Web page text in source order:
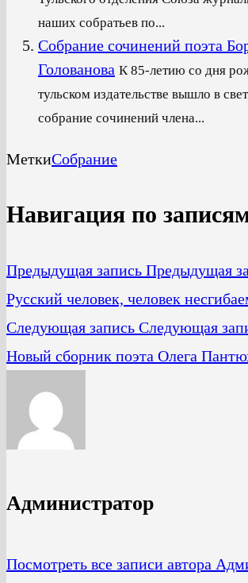
наших собратьев по...
Собрание сочинений поэта
Голованова К 85-летию со дня
тульском издательстве вышло в
собрание сочинений члена...
МеткиСобрание
Навигация по
Предыдущая запись Предыдущая
Русский человек, человек
Следующая запись Следующая
Новый сборник поэта Олега
Администратор
Посмотреть все записи автора